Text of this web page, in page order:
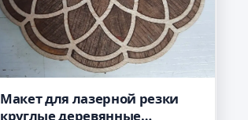
Макет для лазерной резки
круглые деревянные